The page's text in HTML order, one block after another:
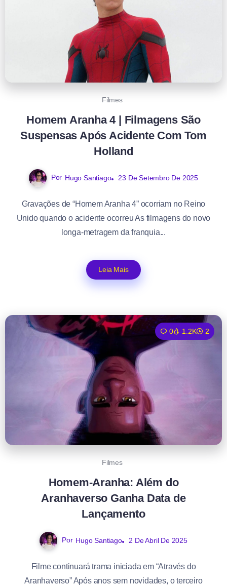
Filmes
Homem Aranha 4 | Filmagens São
Suspensas Após Acidente Com Tom
Holland
Por Hugo Santiago 23 De Setembro De 2025
Gravações de “Homem Aranha 4” ocorriam no Reino
Unido quando o acidente ocorreu As filmagens do novo
longa-metragem da franquia...
Leia Mais
0 1.2K 2
Filmes
Homem-Aranha: Além do
Aranhaverso Ganha Data de
Lançamento
Por Hugo Santiago 2 De Abril De 2025
Filme continuará trama iniciada em “Através do
Aranhaverso” Após anos sem novidades, o terceiro